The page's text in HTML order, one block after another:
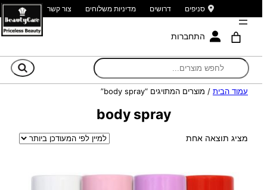
סניפים דרושים מדיניות משלוחים צור קשר
התחברות
עמוד הבית / מוצרים המתויגים “body spray”
body spray
מציג תוצאה אחת